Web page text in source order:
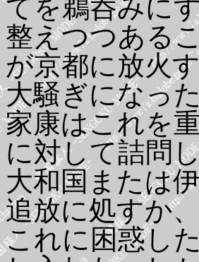
てを鵜呑みに
整えつつある
が京都に放火
大騒ぎになっ
家康はこれを
に対して詰問
大和国または
追放に処すか
これに困惑し